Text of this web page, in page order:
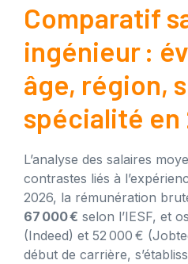
Comparatif
ingénieur :
âge, région,
spécialité en
L’analyse des salaires
contrastes liés à
2026, la rémunération
67 000 € selon l’IESF, et
(Indeed) et 52 000 €
début de carrière,